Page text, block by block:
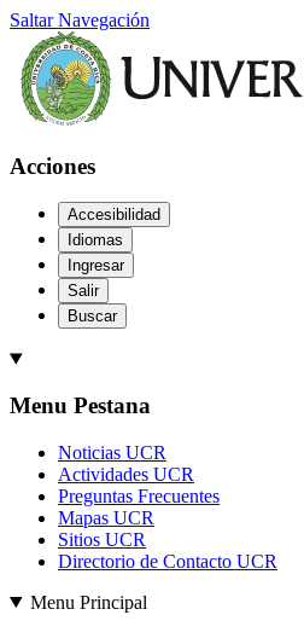
Saltar Navegación
Acciones
Accesibilidad
Idiomas
Ingresar
Salir
Buscar
Menu Pestana
Noticias UCR
Actividades UCR
Preguntas Frecuentes
Mapas UCR
Sitios UCR
Directorio de Contacto UCR
Menu Principal